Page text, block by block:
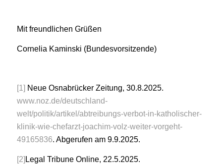
Mit freundlichen Grüßen
Cornelia Kaminski (Bundesvorsitzende)
[1] Neue Osnabrücker Zeitung, 30.8.2025.
www.noz.de/deutschland-
welt/politik/artikel/abtreibungs-verbot-in-katholischer-
klinik-wie-chefarzt-joachim-volz-weiter-vorgeht-
49165836. Abgerufen am 9.9.2025.
[2] Legal Tribune Online, 22.5.2025.